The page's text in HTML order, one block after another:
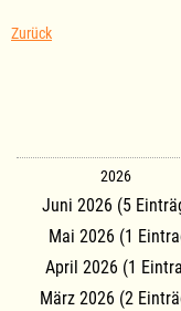
Zurück
2026
Juni 2026 (5
Mai 2026 (1
April 2026 (1
März 2026 (2